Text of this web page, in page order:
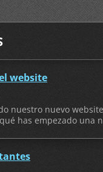
website
nuestro nuevo
has empezado una